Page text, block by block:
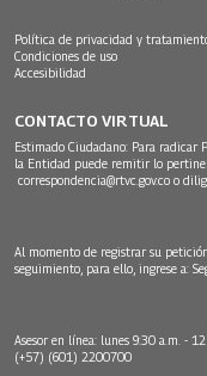
Política de privacidad y
Condiciones de uso
Accesibilidad
CONTACTO VIRTUAL
Estimado Ciudadano: Para radicar
la Entidad puede remitir lo
correspondencia@rtvc.gov.co o
Al momento de registrar su
seguimiento, para ello, ingrese a:
Asesor en línea: lunes 9:30 a.m. -
(+57) (601) 2200700